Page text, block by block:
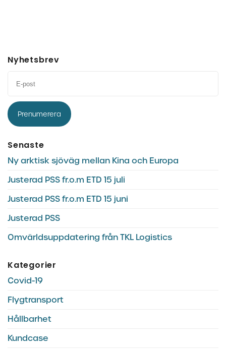
Nyhetsbrev
Prenumerera
Senaste
Ny arktisk sjöväg mellan Kina och Europa
Justerad PSS fr.o.m ETD 15 juli
Justerad PSS fr.o.m ETD 15 juni
Justerad PSS
Omvärldsuppdatering från TKL Logistics
Kategorier
Covid-19
Flygtransport
Hållbarhet
Kundcase